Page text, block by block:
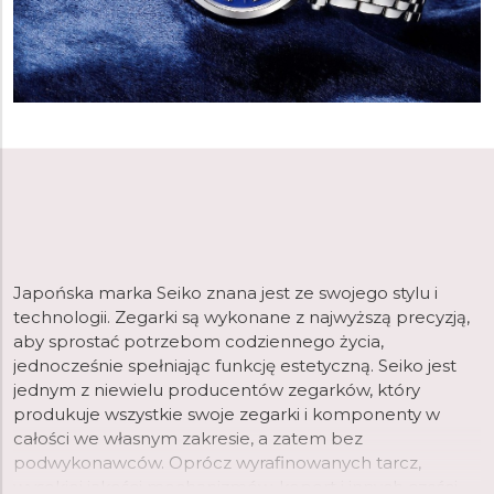
Japońska marka Seiko znana jest ze swojego stylu i
technologii. Zegarki są wykonane z najwyższą precyzją,
aby sprostać potrzebom codziennego życia,
jednocześnie spełniając funkcję estetyczną. Seiko jest
jednym z niewielu producentów zegarków, który
produkuje wszystkie swoje zegarki i komponenty w
całości we własnym zakresie, a zatem bez
podwykonawców. Oprócz wyrafinowanych tarcz,